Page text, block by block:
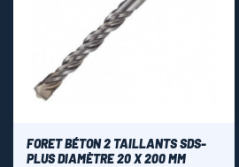
FORET BÉTON 2 TAILLANTS SDS-
PLUS DIAMÈTRE 20 X 200 MM